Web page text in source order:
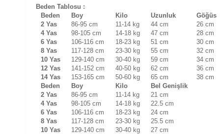
Beden Tablosu :
Beden
Boy Kilo Uzunluk
Göğüs
2 Yas
86-95 cm 11-14 kg 44 cm
26 cm
4 Yas
98-105 cm 14-18 kg 47 cm
28 cm
6 Yas
106-116 cm 18-23 kg 51 cm
30 cm
8 Yas
117-128 cm 23-30 kg 55 cm
32 cm
10 Yas
129-140 cm 30-40 kg 59 cm
34 cm
12 Yas
141-152 cm 40-50 kg 62 cm
36 cm
14 Yas
153-165 cm 50-60 kg 65 cm
38 cm
Beden
Boy Kilo
Bel Genişlik
2 Yas
86-95 cm 11-14 kg
21 cm
4 Yas
98-105 cm 14-18 kg
22.5 cm
6 Yas
106-116 cm 18-23 kg
24 cm
8 Yas
117-128 cm 23-30 kg
25.5 cm
10 Yas
129-140 cm 30-40 kg
27 cm